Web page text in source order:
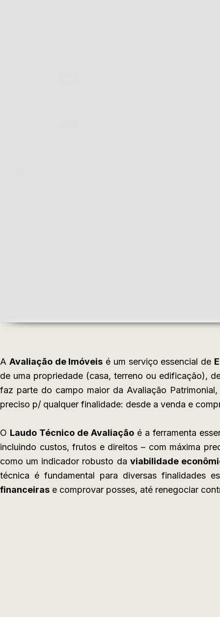
A Avaliação de Imóveis é um serviço essencial de
de uma propriedade (casa, terreno ou edificação),
faz parte do campo maior da Avaliação
preciso p/ qualquer finalidade: desde a venda e
O Laudo Técnico de Avaliação é a ferramenta
incluindo custos, frutos e direitos – com máxima
como um indicador robusto da viabilidade
técnica é fundamental para diversas finalidades
financeiras e comprovar posses, até renegociar